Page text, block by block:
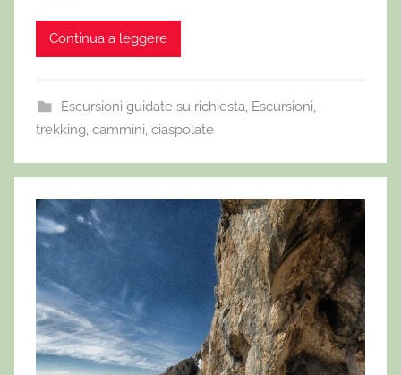
Continua a leggere
Escursioni guidate su richiesta Escursioni,
trekking, cammini, ciaspolate